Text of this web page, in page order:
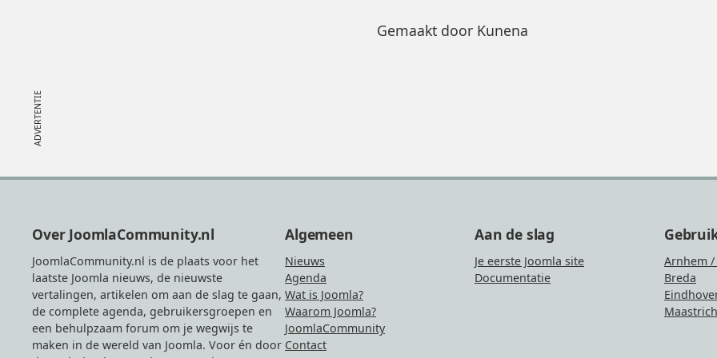
Gemaakt door Kunena
Over JoomlaCommunity.nl
JoomlaCommunity.nl is de plaats voor het
laatste Joomla nieuws, de nieuwste
vertalingen, artikelen om aan de slag te gaan,
de complete agenda, gebruikersgroepen en
een behulpzaam forum om je wegwijs te
maken in de wereld van Joomla. Voor én door
Algemeen
Nieuws
Agenda
Wat is Joomla?
Waarom Joomla?
JoomlaCommunity
Contact
Aan de slag
Je eerste Joomla site
Documentatie
Arnhem
Breda